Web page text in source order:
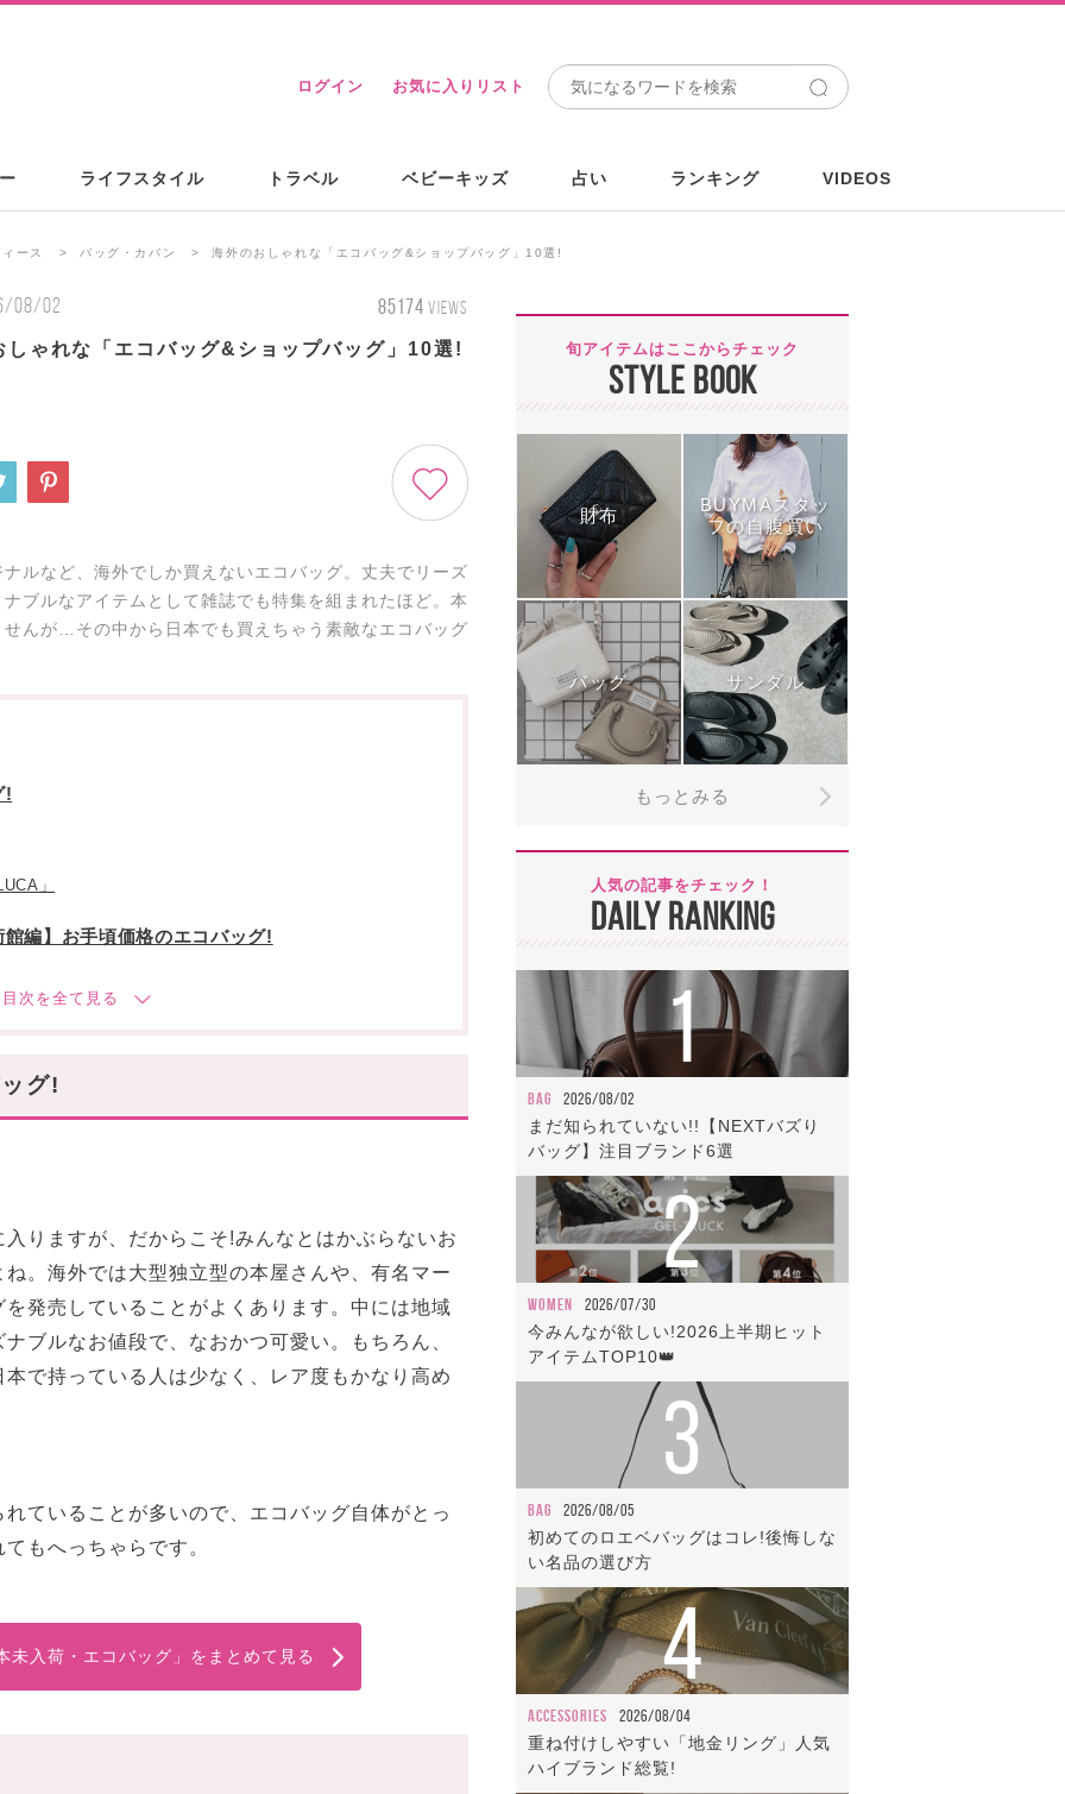
ログイン お気に入りリスト
ライフスタイル トラベル ベビーキッズ 占い ランキング VIDEOS
ース バッグ・カバン 海外のおしゃれな「エコバッグ&ショップバッグ」10選!
08/02 85174 VIEWS
しゃれな「エコバッグ&ショップバッグ」10選!
ルなど、海外でしか買えないエコバッグ。丈夫でリーズ
ブルなアイテムとして雑誌でも特集を組まれたほど。本
んが…その中から日本でも買えちゃう素敵なエコバッグ
!
」
編】お手頃価格のエコバッグ!
か手に入らない!
BOOKS」
」
らしいポップなデザインが魅力
バッグと一緒に♪
グ!
りますが、だからこそ!みんなとはかぶらないお
。海外では大型独立型の本屋さんや、有名マー
発売していることがよくあります。中には地域
ブルなお値段で、なおかつ可愛い。もちろん、
で持っている人は少なく、レア度もかなり高め
ていることが多いので、エコバッグ自体がとっ
もへっちゃらです。
未入荷・エコバッグ」をまとめて見る
旬アイテムはここからチェック
STYLE BOOK
財布
BUYMAスタッ
フの自腹買い
バッグ サンダル
もっとみる
人気の記事をチェック！
DAILY RANKING
1
BAG 2026/08/02
まだ知られていない!!【NEXTバズり
バッグ】注目ブランド6選
2
WOMEN 2026/07/30
今みんなが欲しい!2026上半期ヒット
アイテムTOP10👑
3
BAG 2026/08/05
初めてのロエベバッグはコレ!後悔しな
い名品の選び方
4
ACCESSORIES 2026/08/04
重ね付けしやすい「地金リング」人気
ハイブランド総覧!